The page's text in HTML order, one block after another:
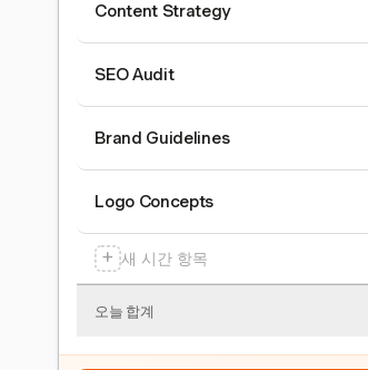
Content Strategy
SEO Audit
Brand Guidelines
Logo Concepts
+ 새 시간 항목
오늘 합계